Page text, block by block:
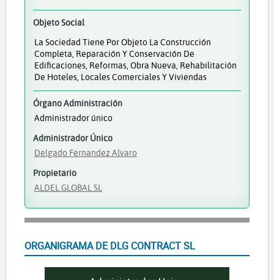
Objeto Social
La Sociedad Tiene Por Objeto La Construcción
Completa, Reparación Y Conservación De
Edificaciones, Reformas, Obra Nueva, Rehabilitación
De Hoteles, Locales Comerciales Y Viviendas
Órgano Administración
Administrador único
Administrador Único
Delgado Fernandez Alvaro
Propietario
ALDEL GLOBAL SL
ORGANIGRAMA DE DLG CONTRACT SL